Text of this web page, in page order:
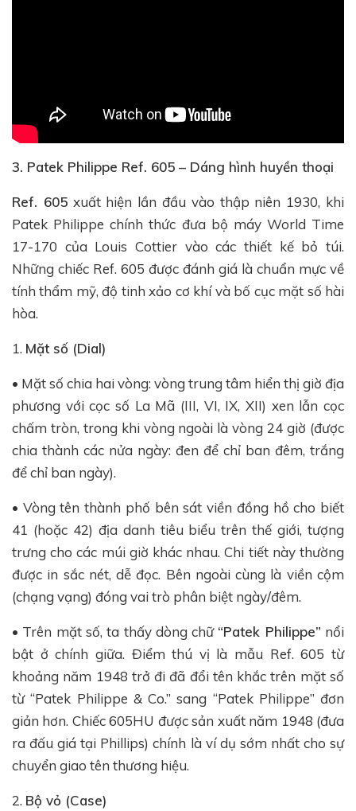
3. Patek Philippe Ref. 605 – Dáng hình huyền thoại
Ref. 605xuất hiện lần đầu vào thập niên 1930, khi
Patek Philippe chính thức đưa bộ máy World Time
17-170 của Louis Cottier vào các thiết kế bỏ túi.
Những chiếc Ref. 605 được đánh giá là chuẩn mực về
tính thẩm mỹ, độ tinh xảo cơ khí và bố cục mặt số hài
hòa.
1. Mặt số (Dial)
• Mặt số chia hai vòng: vòng trung tâm hiển thị giờ địa
phương với cọc số La Mã (III, VI, IX, XII) xen lẫn cọc
chấm tròn, trong khi vòng ngoài là vòng 24 giờ (được
chia thành các nửa ngày: đen để chỉ ban đêm, trắng
để chỉ ban ngày).
• Vòng tên thành phố bên sát viền đồng hồ cho biết
41 (hoặc 42) địa danh tiêu biểu trên thế giới, tượng
trưng cho các múi giờ khác nhau. Chi tiết này thường
được in sắc nét, dễ đọc. Bên ngoài cùng là viền cộm
(chạng vạng) đóng vai trò phân biệt ngày/đêm.
• Trên mặt số, ta thấy dòng chữ “Patek Philippe” nổi
bật ở chính giữa. Điểm thú vị là mẫu Ref. 605 từ
khoảng năm 1948 trở đi đã đổi tên khắc trên mặt số
từ “Patek Philippe & Co.” sang “Patek Philippe” đơn
giản hơn. Chiếc 605HU được sản xuất năm 1948 (đưa
ra đấu giá tại Phillips) chính là ví dụ sớm nhất cho sự
chuyển giao tên thương hiệu.
2. Bộ vỏ (Case)